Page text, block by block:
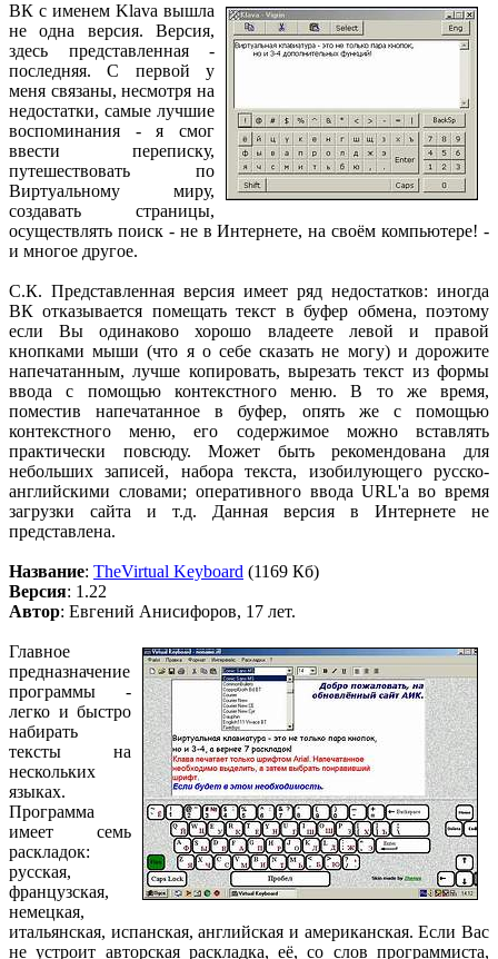
ВК с именем Klava вышла
не одна версия. Версия,
здесь представленная -
последняя. С первой у
меня связаны, несмотря на
недостатки, самые лучшие
воспоминания - я смог
ввести переписку,
путешествовать по
Виртуальному миру,
создавать страницы,
осуществлять поиск - не в Интернете, на своём компьютере! -
и многое другое.
С.К. Представленная версия имеет ряд недостатков: иногда
ВК отказывается помещать текст в буфер обмена, поэтому
если Вы одинаково хорошо владеете левой и правой
кнопками мыши (что я о себе сказать не могу) и дорожите
напечатанным, лучше копировать, вырезать текст из формы
ввода с помощью контекстного меню. В то же время,
поместив напечатанное в буфер, опять же с помощью
контекстного меню, его содержимое можно вставлять
практически повсюду. Может быть рекомендована для
небольших записей, набора текста, изобилующего русско-
английскими словами; оперативного ввода URL'a во время
загрузки сайта и т.д. Данная версия в Интернете не
представлена.
Название: TheVirtual Keyboard (1169 Кб)
Версия: 1.22
Автор: Евгений Анисифоров, 17 лет.
Главное
предназначение
программы -
легко и быстро
набирать
тексты на
нескольких
языках.
Программа
имеет семь
раскладок:
русская,
французская,
немецкая,
итальянская, испанская, английская и американская. Если Вас
не устроит авторская раскладка, её, со слов программиста,